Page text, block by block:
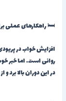
🛏️ راهکارهای عملی
افزایش خواب در
روانی است. اما خبر
در این دوران بالا